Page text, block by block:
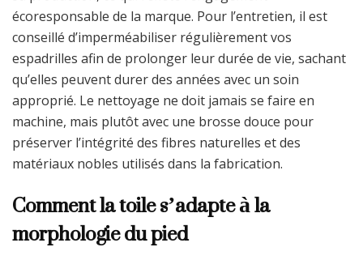
écoresponsable de la marque. Pour l’entretien, il est
conseillé d’imperméabiliser régulièrement vos
espadrilles afin de prolonger leur durée de vie, sachant
qu’elles peuvent durer des années avec un soin
approprié. Le nettoyage ne doit jamais se faire en
machine, mais plutôt avec une brosse douce pour
préserver l’intégrité des fibres naturelles et des
matériaux nobles utilisés dans la fabrication.
Comment la toile s’adapte à la
morphologie du pied